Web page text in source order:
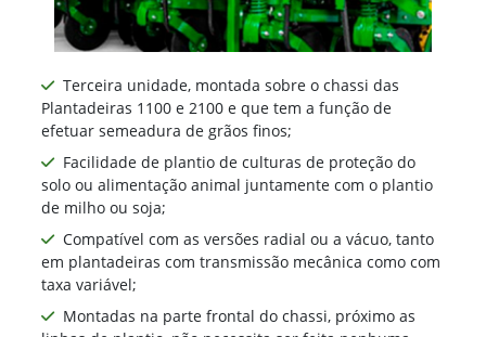
Terceira unidade, montada sobre o chassi das
Plantadeiras 1100 e 2100 e que tem a função de
efetuar semeadura de grãos finos;
Facilidade de plantio de culturas de proteção do
solo ou alimentação animal juntamente com o plantio
de milho ou soja;
Compatível com as versões radial ou a vácuo, tanto
em plantadeiras com transmissão mecânica como com
taxa variável;
Montadas na parte frontal do chassi, próximo as